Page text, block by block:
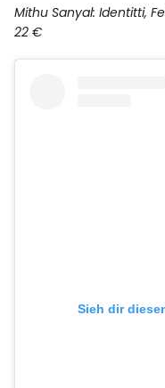
Mithu Sanyal: Identitti,
22 €
Sieh dir